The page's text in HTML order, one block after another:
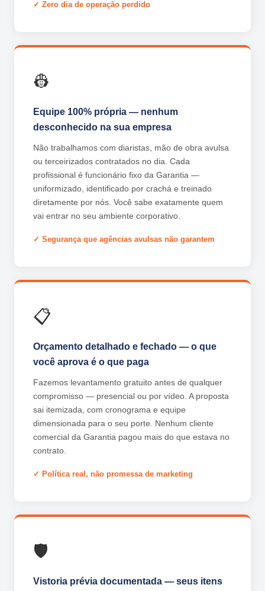
Zero dia de operação perdido
👷
Equipe 100% própria — nenhum
desconhecido na sua empresa
Não trabalhamos com diaristas, mão de obra avulsa
ou terceirizados contratados no dia. Cada
profissional é funcionário fixo da Garantia —
uniformizado, identificado por crachá e treinado
diretamente por nós. Você sabe exatamente quem
vai entrar no seu ambiente corporativo.
Segurança que agências avulsas não garantem
📋
Orçamento detalhado e fechado — o que
você aprova é o que paga
Fazemos levantamento gratuito antes de qualquer
compromisso — presencial ou por vídeo. A proposta
sai itemizada, com cronograma e equipe
dimensionada para o seu porte. Nenhum cliente
comercial da Garantia pagou mais do que estava no
contrato.
Política real, não promessa de marketing
🛡️
Vistoria prévia documentada — seus itens